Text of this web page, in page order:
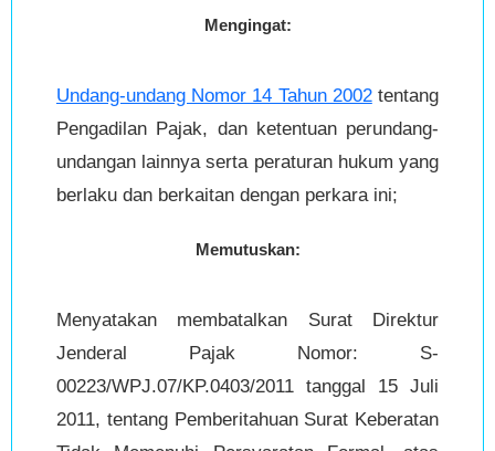
Mengingat:
Undang-undang Nomor 14 Tahun 2002tentang
Pengadilan Pajak, dan ketentuan perundang-
undangan lainnya serta peraturan hukum yang
berlaku dan berkaitan dengan perkara ini;
Memutuskan:
Menyatakan membatalkan Surat Direktur
Jenderal Pajak Nomor: S-
00223/WPJ.07/KP.0403/2011 tanggal 15 Juli
2011, tentang Pemberitahuan Surat Keberatan